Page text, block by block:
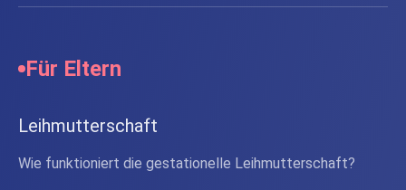
Für Eltern
Leihmutterschaft
Wie funktioniert die gestationelle Leihmutterschaft?